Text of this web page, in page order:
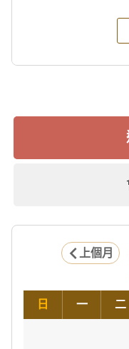
過世
繼續
上個月
日 一 二